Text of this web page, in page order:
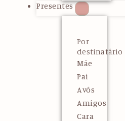
Presentes
Por
destinatário
Mãe
Pai
Avós
Amigos
Cara